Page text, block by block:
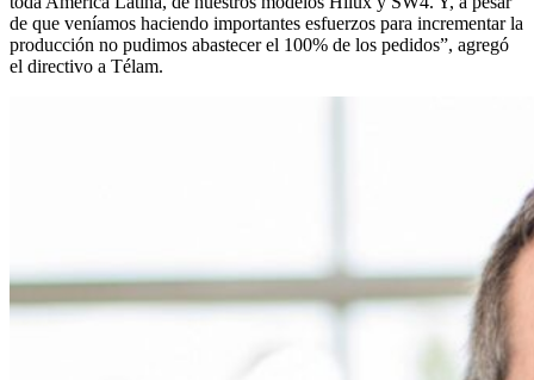
de que veníamos haciendo importantes esfuerzos para incrementar la
producción no pudimos abastecer el 100% de los pedidos”, agregó
el directivo a Télam.